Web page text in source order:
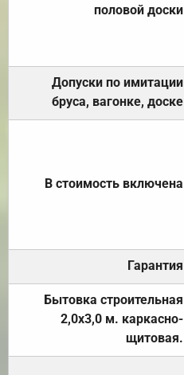
половой доски
Допуски по имитации
бруса, вагонке, доске
В стоимость включена
Гарантия
Бытовка строительная
2,0х3,0 м. каркасно-
щитовая.